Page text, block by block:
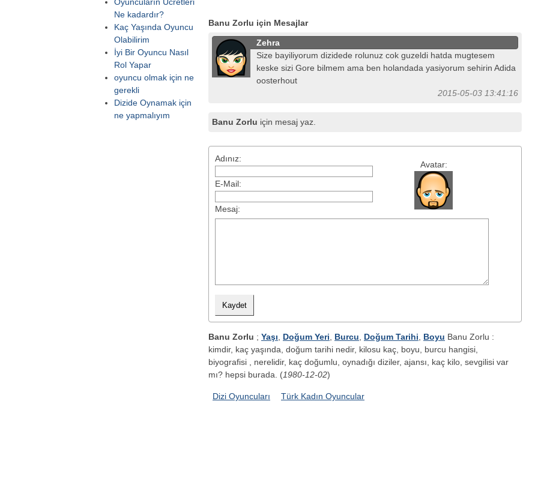
Banu Zorlu için Mesajlar
Zehra
Size bayiliyorum dizidede rolunuz cok guzeldi hatda mugtesem
keske sizi Gore bilmem ama ben holandada yasiyorum sehirin Adida
oosterhout
2015-05-03 13:41:16
Banu Zorlu için mesaj yaz.
Avatar:
Adınız:
E-Mail:
Mesaj:
Banu Zorlu ; Yaşı Doğum Yeri Burcu Doğum Tarihi Boyu Banu Zorlu :
kimdir, kaç yaşında, doğum tarihi nedir, kilosu kaç, boyu, burcu hangisi,
biyografisi , nerelidir, kaç doğumlu, oynadığı diziler, ajansı, kaç kilo, sevgilisi var
mı? hepsi burada. (1980-12-02)
Dizi Oyuncuları Türk Kadın Oyuncular
Ne kadardır?
Kaç Yaşında Oyuncu
Olabilirim
İyi Bir Oyuncu Nasıl
Rol Yapar
oyuncu olmak için ne
gerekli
Dizide Oynamak için
ne yapmalıyım